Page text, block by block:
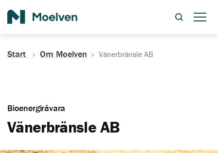
Start Om Moelven Vänerbränsle AB
Bioenergiråvara
Vänerbränsle AB